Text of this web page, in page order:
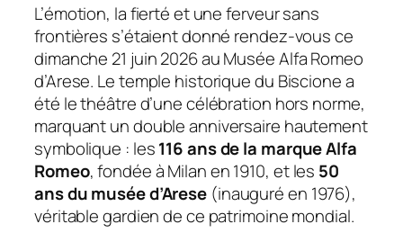
L’émotion, la fierté et une ferveur sans
frontières s’étaient donné rendez-vous ce
dimanche 21 juin 2026 au Musée Alfa Romeo
d’Arese. Le temple historique du Biscione a
été le théâtre d’une célébration hors norme,
marquant un double anniversaire hautement
symbolique : les116 ans de la marque Alfa
Romeo, fondée à Milan en 1910, et les 50
ans du musée d’Arese (inauguré en 1976),
véritable gardien de ce patrimoine mondial.